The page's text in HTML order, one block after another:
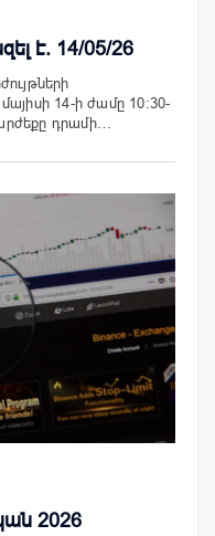
է. 14/05/26
14-ի ժամը 10:30-
դրամի…
2026